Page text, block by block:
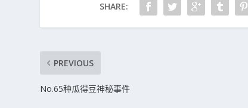
SHARE:
PREVIOUS
No.65种瓜得豆神秘事件